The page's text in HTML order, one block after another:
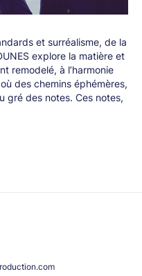
et surréalisme, de la
explore la matière et
remodelé, à l’harmonie
des chemins éphémères,
gré des notes. Ces notes,
spontanées,
se prête au jazz comme
y goûter tout en
Métropole Jazz Festival.